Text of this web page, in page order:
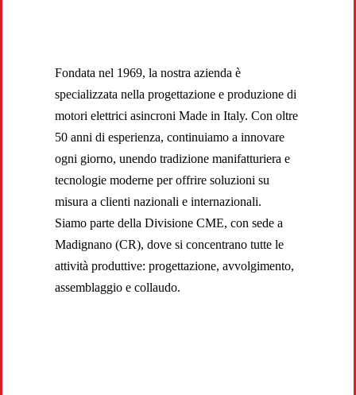
Fondata nel 1969, la nostra azienda è
specializzata nella progettazione e produzione di
motori elettrici asincroni Made in Italy. Con oltre
50 anni di esperienza, continuiamo a innovare
ogni giorno, unendo tradizione manifatturiera e
tecnologie moderne per offrire soluzioni su
misura a clienti nazionali e internazionali.
Siamo parte della Divisione CME, con sede a
Madignano (CR), dove si concentrano tutte le
attività produttive: progettazione, avvolgimento,
assemblaggio e collaudo.